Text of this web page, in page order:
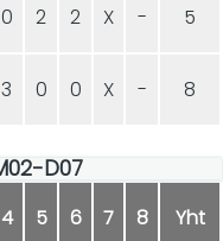
0 2 2 X - 5
3 0 0 X - 8
D07
4 5 6 7 8 Yht